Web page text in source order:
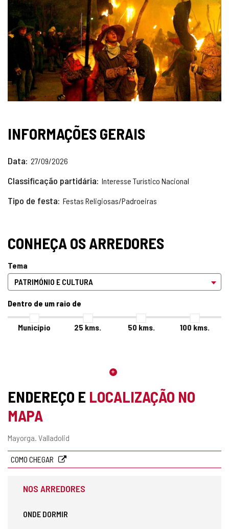
INFORMAÇÕES GERAIS
Data 27/09/2026
Classificação partidária Interesse Turístico Nacional
Tipo de festa Festas Religiosas/Padroeiras
CONHEÇA OS ARREDORES
Tema
Dentro de um raio de
Município 25 kms. 50 kms. 100 kms.
ENDEREÇO E LOCALIZAÇÃO NO
MAPA
Endereço
Mayorga. Valladolid
COMO CHEGAR
NOS ARREDORES
ONDE DORMIR